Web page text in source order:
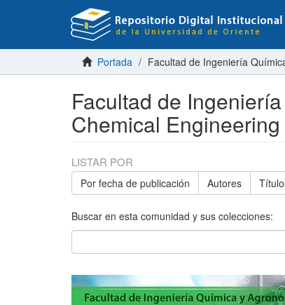
Portada Facultad de Ingeniería
Facultad de
Chemical
LISTAR POR
Por fecha de publicación Autores
Buscar en esta comunidad y sus colecciones: